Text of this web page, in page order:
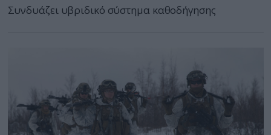
Συνδυάζει υβριδικό σύστημα καθοδήγησης